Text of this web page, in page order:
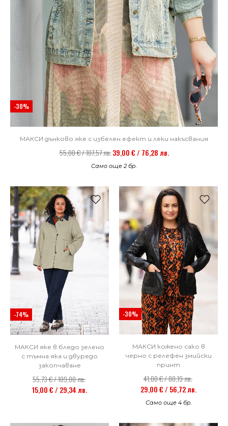
-30%
МАКСИ дънково яке с избелен ефект и леки накъсвания
55,00 € / 107,57 лв.39,00 € / 76,28 лв.
Само още 2 бр.
-74%
МАКСИ яке в бледо зелено
с тъмна яка и двуредо
закопчаване
55,73 € / 109,00 лв.
15,00 € / 29,34 лв.
-30%
МАКСИ кожено сако в
черно с релефен змийски
принт
41,00 € / 80,19 лв.
29,00 € / 56,72 лв.
Само още 4 бр.